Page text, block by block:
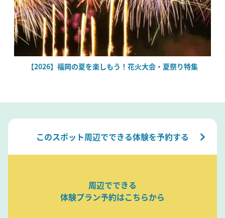
【2026】福岡の夏を楽しもう！花火大会・夏祭り特集
このスポット周辺でできる体験を予約する
周辺でできる
体験プラン予約はこちらから